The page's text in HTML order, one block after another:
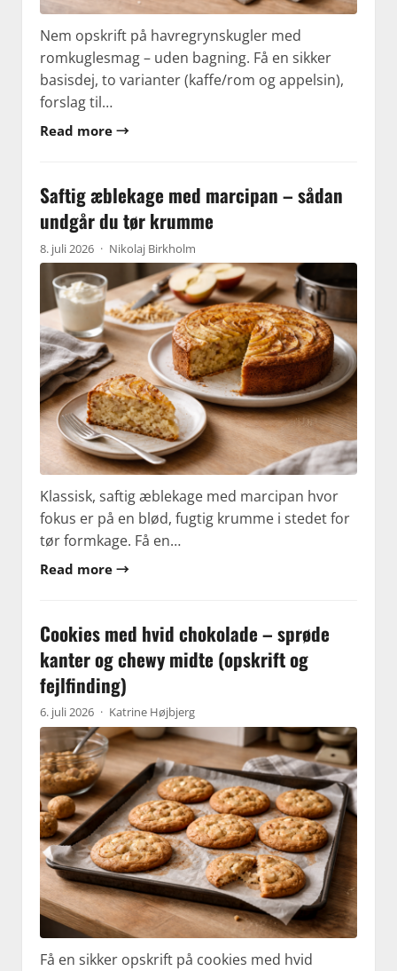
Nem opskrift på havregrynskugler med
romkuglesmag – uden bagning. Få en sikker
basisdej, to varianter (kaffe/rom og appelsin),
forslag til…
Read more →
Saftig æblekage med marcipan – sådan
undgår du tør krumme
8. juli 2026 · Nikolaj Birkholm
Klassisk, saftig æblekage med marcipan hvor
fokus er på en blød, fugtig krumme i stedet for
tør formkage. Få en…
Read more →
Cookies med hvid chokolade – sprøde
kanter og chewy midte (opskrift og
fejlfinding)
6. juli 2026 · Katrine Højbjerg
Få en sikker opskrift på cookies med hvid